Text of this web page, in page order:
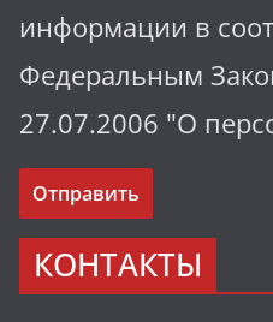
информации в
Федеральным
27.07.2006 "О
КОНТАКТЫ